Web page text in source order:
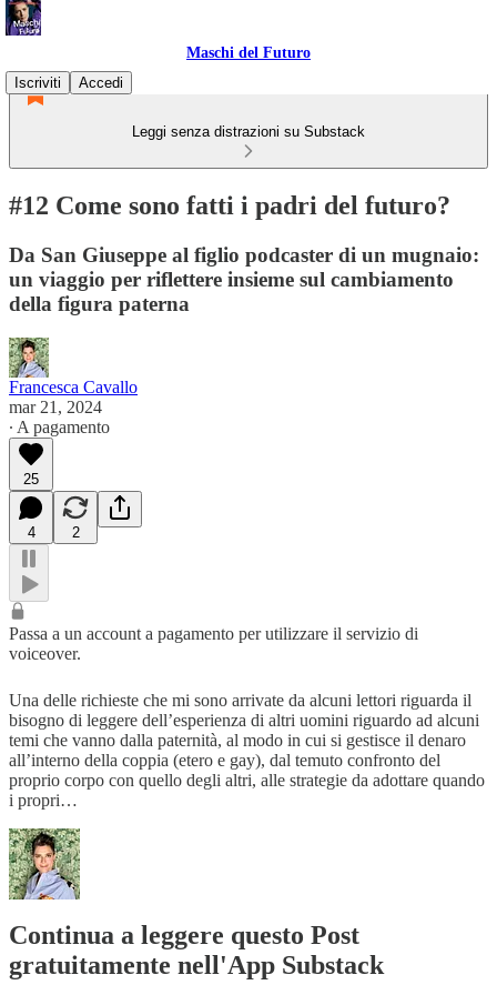
Maschi del Futuro
Iscriviti
Accedi
Leggi senza distrazioni su Substack
#12 Come sono fatti i padri del futuro?
Da San Giuseppe al figlio podcaster di un mugnaio:
un viaggio per riflettere insieme sul cambiamento
della figura paterna
Francesca Cavallo
mar 21, 2024
∙ A pagamento
25
4 2
Passa a un account a pagamento per utilizzare il servizio di
voiceover.
Una delle richieste che mi sono arrivate da alcuni lettori riguarda il
bisogno di leggere dell’esperienza di altri uomini riguardo ad alcuni
temi che vanno dalla paternità, al modo in cui si gestisce il denaro
all’interno della coppia (etero e gay), dal temuto confronto del
proprio corpo con quello degli altri, alle strategie da adottare quando
i propri…
Continua a leggere questo Post
gratuitamente nell'App Substack